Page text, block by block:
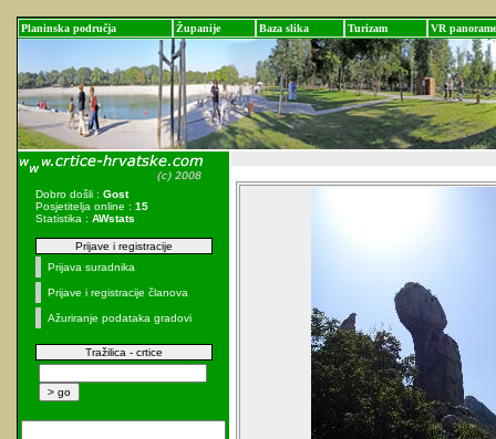
Planinska područja Županije Baza slika Turizam VR panorame
Dobro došli : Gost
Posjetitelja online : 15
Statistika : AWstats
Prijave i registracije
Prijava suradnika
Prijave i registracije članova
Ažuriranje podataka gradovi
Tražilica - crtice